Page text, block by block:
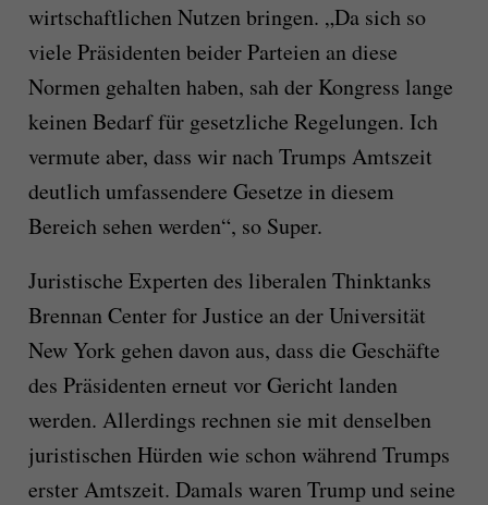
wirtschaftlichen Nutzen bringen. „Da sich so
viele Präsidenten beider Parteien an diese
Normen gehalten haben, sah der Kongress lange
keinen Bedarf für gesetzliche Regelungen. Ich
vermute aber, dass wir nach Trumps Amtszeit
deutlich umfassendere Gesetze in diesem
Bereich sehen werden“, so Super.
Juristische Experten des liberalen Thinktanks
Brennan Center for Justice an der Universität
New York gehen davon aus, dass die Geschäfte
des Präsidenten erneut vor Gericht landen
werden. Allerdings rechnen sie mit denselben
juristischen Hürden wie schon während Trumps
erster Amtszeit. Damals waren Trump und seine